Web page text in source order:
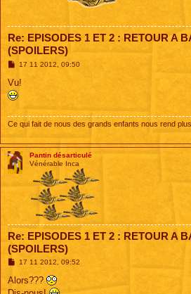
Re: EPISODES 1 ET 2 : RETOUR A
(SPOILERS)
M
s
a
17 11 2012, 09:50
Vu!
Ce qui fait de nous des grands enfants nous rend plus
Pantin désarticulé
Vénérable Inca
Re: EPISODES 1 ET 2 : RETOUR A
(SPOILERS)
M
s
17 11 2012, 09:52
Alors???